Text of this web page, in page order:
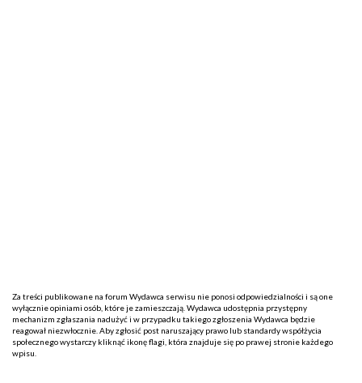
Za treści publikowane na forum Wydawca serwisu nie ponosi odpowiedzialności i są one
wyłącznie opiniami osób, które je zamieszczają. Wydawca udostępnia przystępny
mechanizm zgłaszania nadużyć i w przypadku takiego zgłoszenia Wydawca będzie
reagował niezwłocznie. Aby zgłosić post naruszający prawo lub standardy współżycia
społecznego wystarczy kliknąć ikonę flagi, która znajduje się po prawej stronie każdego
wpisu.